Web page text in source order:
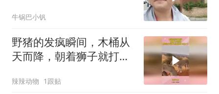
牛锅巴小钒
野猪的发疯瞬间，木桶从
天而降，朝着狮子就打去
辣辣动物 1跟贴